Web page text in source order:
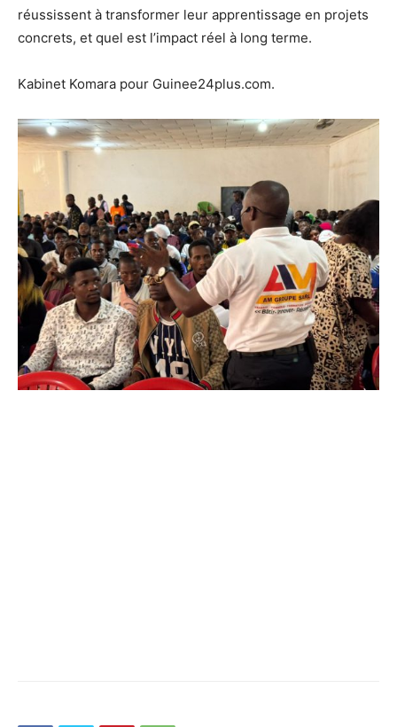
réussissent à transformer leur apprentissage en projets
concrets, et quel est l’impact réel à long terme.
Kabinet Komara pour Guinee24plus.com.